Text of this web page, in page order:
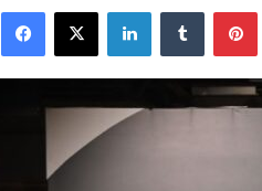
email
Facebook
X LinkedInTumblr